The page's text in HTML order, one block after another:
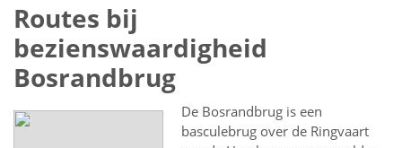
Routes bij
bezienswaardigheid
Bosrandbrug
De Bosrandbrug is een
basculebrug over de Ringvaart